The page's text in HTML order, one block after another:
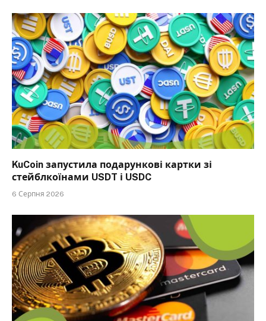
KuCoin запустила подарункові картки зі
стейблкоїнами USDT і USDC
6 Серпня 2026